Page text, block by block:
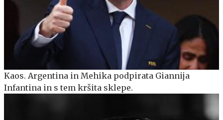
Kaos. Argentina in Mehika podpirata Giannija
Infantina in s tem kršita sklepe.